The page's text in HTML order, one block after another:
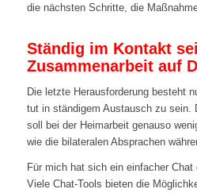
die nächsten Schritte, die
Ständig im Kontakt
Zusammenarbeit auf
Die letzte Herausforderung besteht
tut in ständigem Austausch zu sein.
soll bei der Heimarbeit genauso
wie die bilateralen Absprachen
Für mich hat sich ein einfacher Chat
Viele Chat-Tools bieten die